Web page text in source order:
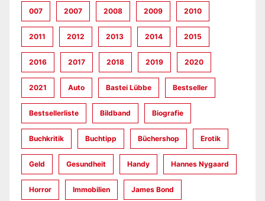
007 2007 2008 2009 2010
2011 2012 2013 2014 2015
2016 2017 2018 2019 2020
2021 Auto Bastei Lübbe Bestseller
Bestsellerliste Bildband Biografie
Buchkritik Buchtipp Büchershop Erotik
Geld Gesundheit Handy Hannes Nygaard
Horror Immobilien James Bond